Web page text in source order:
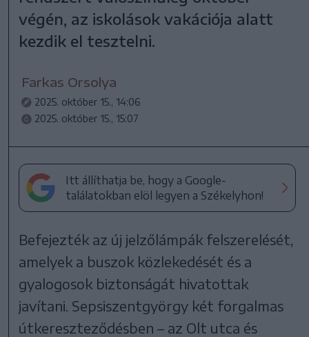
végén, az iskolások vakációja alatt
kezdik el tesztelni.
Farkas Orsolya
2025. október 15., 14:06
2025. október 15., 15:07
Itt állíthatja be, hogy a Google-
találatokban elöl legyen a Székelyhon!
Befejezték az új jelzőlámpák felszerelését,
amelyek a buszok közlekedését és a
gyalogosok biztonságát hivatottak
javítani. Sepsiszentgyörgy két forgalmas
útkereszteződésben – az Olt utca és